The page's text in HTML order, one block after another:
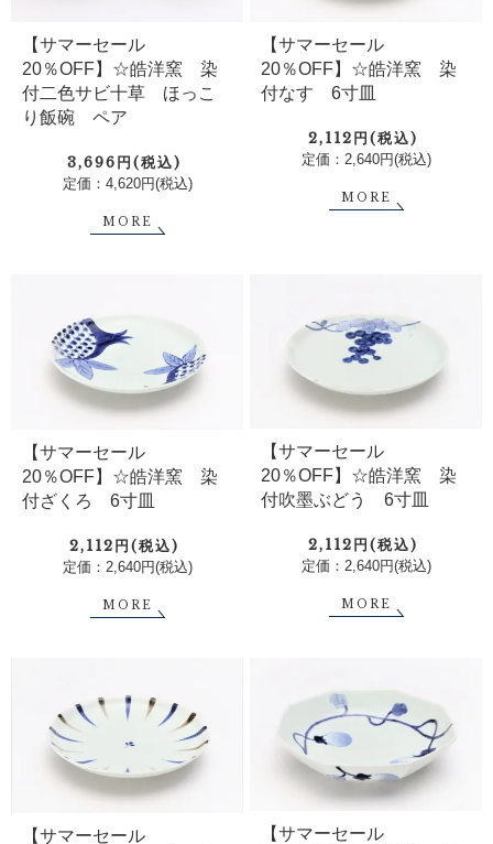
【サマーセール
20％OFF】☆皓洋窯 染
付二色サビ十草 ほっこ
り飯碗 ペア
3,696円(税込)
定価：4,620円(税込)
MORE
【サマーセール
20％OFF】☆皓洋窯 染
付なす 6寸皿
2,112円(税込)
定価：2,640円(税込)
MORE
【サマーセール
20％OFF】☆皓洋窯 染
付ざくろ 6寸皿
2,112円(税込)
定価：2,640円(税込)
MORE
【サマーセール
20％OFF】☆皓洋窯 染
付吹墨ぶどう 6寸皿
2,112円(税込)
定価：2,640円(税込)
MORE
【サマーセール
【サマーセール